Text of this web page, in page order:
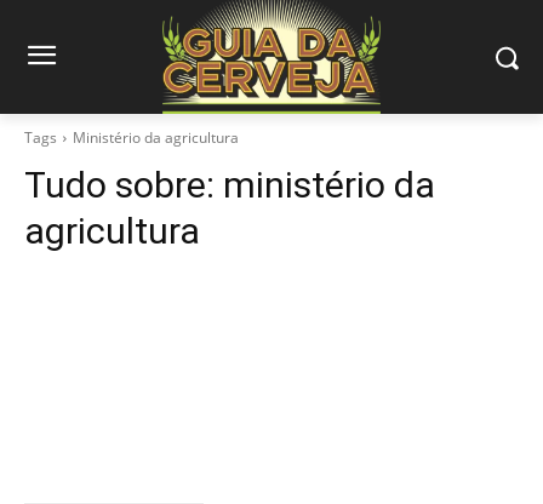
Tags Ministério da agricultura
Tudo sobre: ministério da
agricultura